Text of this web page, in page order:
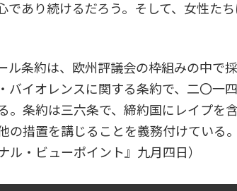
であり続けるだろう。そして、女性た
ル条約は、欧州評議会の枠組みの中で
バイオレンスに関する条約で、二〇一
。条約は三六条で、締約国にレイプを
の措置を講じることを義務付けている。
ル・ビューポイント』九月四日）